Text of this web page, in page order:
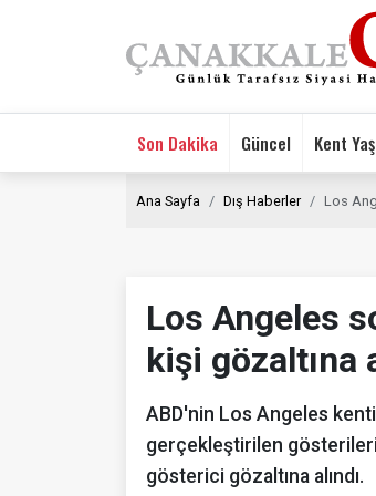
Son Dakika Güncel Kent
Ana Sayfa Dış Haberler Los
Los Angeles
kişi gözaltına
ABD'nin Los Angeles
gerçekleştirilen
gösterici gözaltına alındı.